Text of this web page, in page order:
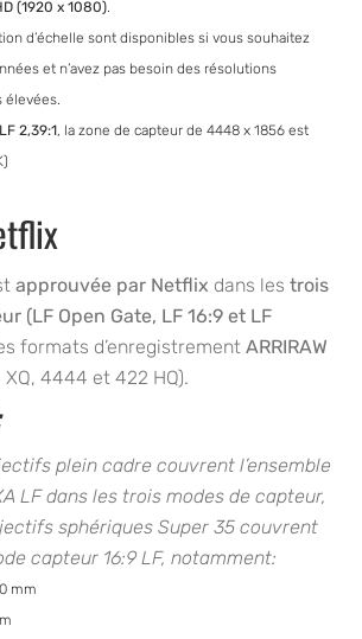
(1920 x 1080)
d’échelle sont disponibles si vous souhaitez
et n’avez pas besoin des résolutions
élevées.
2,39:1 , la zone de capteur de 4448 x 1856 est
approuvée par Netflix dans les trois
(LF Open Gate, LF 16:9 et LF
formats d’enregistrement ARRIRAW
4444 et 422 HQ).
plein cadre couvrent l’ensemble
LF dans les trois modes de capteur,
sphériques Super 35 couvrent
capteur 16:9 LF, notamment:
mm